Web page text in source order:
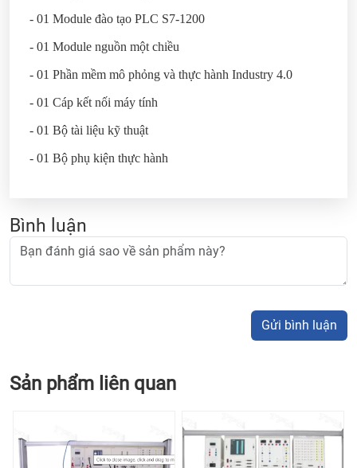
- 01 Module đào tạo PLC S7-1200
- 01 Module nguồn một chiều
- 01 Phần mềm mô phỏng và thực hành Industry 4.0
- 01 Cáp kết nối máy tính
- 01 Bộ tài liệu kỹ thuật
- 01 Bộ phụ kiện thực hành
Bình luận
Gửi bình luận
Sản phẩm liên quan